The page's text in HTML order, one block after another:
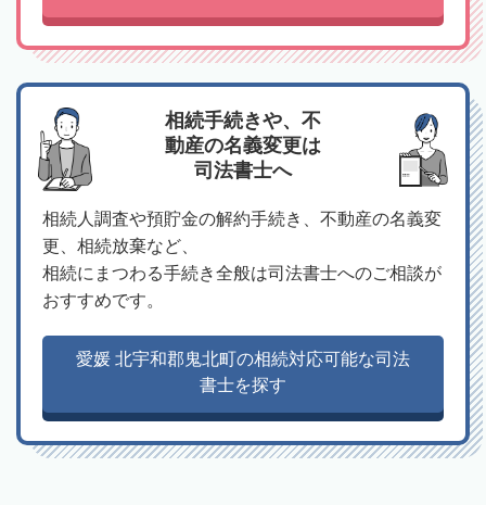
相続手続きや、不
動産の名義変更は
司法書士へ
相続人調査や預貯金の解約手続き、不動産の名義変
更、相続放棄など、
相続にまつわる手続き全般は司法書士へのご相談が
おすすめです。
愛媛 北宇和郡鬼北町の相続対応可能な司法
書士を探す